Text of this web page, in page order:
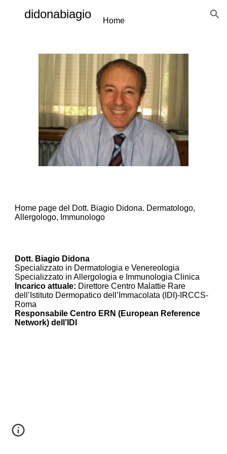
Skip to main content Skip to navigation
didonabiagio Home
Home page del Dott. Biagio Didona. Dermatologo,
Allergologo, Immunologo
Dott. Biagio Didona
Specializzato in Dermatologia e Venereologia
Specializzato in Allergologia e Immunologia Clinica
Incarico attuale: Direttore Centro Malattie Rare
dell’Istituto Dermopatico dell’Immacolata (IDI)-IRCCS-
Roma
Responsabile Centro ERN (European Reference
Network) dell’IDI